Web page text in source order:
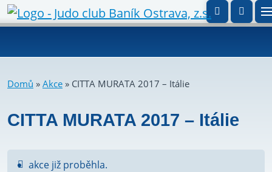
Domů » Akce » CITTA MURATA 2017 – Itálie
CITTA MURATA 2017 – Itálie
akce již proběhla.